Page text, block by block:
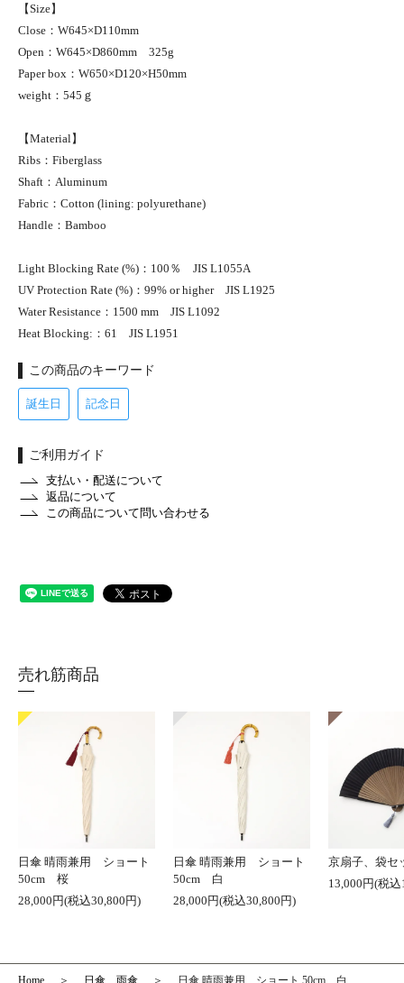
【Size】
Close：W645×D110mm
Open：W645×D860mm 325g
Paper box：W650×D120×H50mm
weight：545ｇ
【Material】
Ribs：Fiberglass
Shaft：Aluminum
Fabric：Cotton (lining: polyurethane)
Handle：Bamboo
Light Blocking Rate (%)：100％ JIS L1055A
UV Protection Rate (%)：99% or higher JIS L1925
Water Resistance：1500 mm JIS L1092
Heat Blocking:：61 JIS L1951
この商品のキーワード
誕生日 記念日
ご利用ガイド
支払い・配送について
返品について
この商品について問い合わせる
売れ筋商品
日傘 晴雨兼用 ショート
50cm 桜
28,000円(税込30,800円)
日傘 晴雨兼用 ショート
50cm 白
28,000円(税込30,800円)
京扇子、袋
13,000円(税
Home 日傘 雨傘 日傘 晴雨兼用 ショート 50cm 白